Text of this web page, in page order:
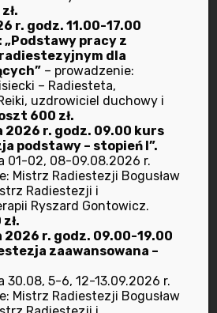
r. godz. 11.00-17.00
pracy z
radiestezyjnym dla
– prowadzenie:
– Radiesteta,
uzdrowiciel duchowy i
600 zł.
2026 r. godz. 09.00 kurs
podstawy – stopień I”.
01-02, 08-09.08.2026 r.
Mistrz Radiestezji Bogusław
Radiestezji i
Ryszard Gontowicz.
2026 r. godz. 09.00-19.00
zaawansowana –
30.08, 5-6, 12-13.09.2026 r.
Mistrz Radiestezji Bogusław